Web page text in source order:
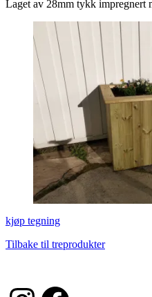
Laget av 28mm tykk impregnert
kjøp tegning
Tilbake til treprodukter